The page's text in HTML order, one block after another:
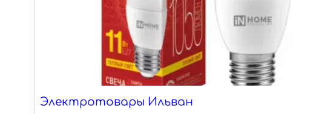
Электротовары Ильван